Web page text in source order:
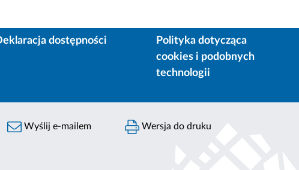
dostępności
Polityka dotycząca
cookies i podobnych
technologii
Wyślij e-mailem Wersja do druku